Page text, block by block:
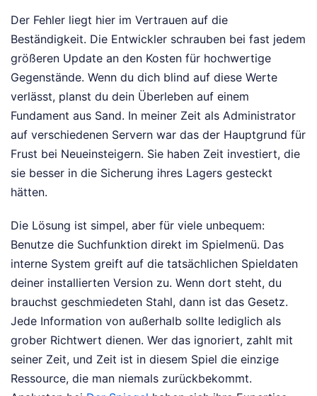
Der Fehler liegt hier im Vertrauen auf die
Beständigkeit. Die Entwickler schrauben bei fast jedem
größeren Update an den Kosten für hochwertige
Gegenstände. Wenn du dich blind auf diese Werte
verlässt, planst du dein Überleben auf einem
Fundament aus Sand. In meiner Zeit als Administrator
auf verschiedenen Servern war das der Hauptgrund für
Frust bei Neueinsteigern. Sie haben Zeit investiert, die
sie besser in die Sicherung ihres Lagers gesteckt
hätten.
Die Lösung ist simpel, aber für viele unbequem:
Benutze die Suchfunktion direkt im Spielmenü. Das
interne System greift auf die tatsächlichen Spieldaten
deiner installierten Version zu. Wenn dort steht, du
brauchst geschmiedeten Stahl, dann ist das Gesetz.
Jede Information von außerhalb sollte lediglich als
grober Richtwert dienen. Wer das ignoriert, zahlt mit
seiner Zeit, und Zeit ist in diesem Spiel die einzige
Ressource, die man niemals zurückbekommt.